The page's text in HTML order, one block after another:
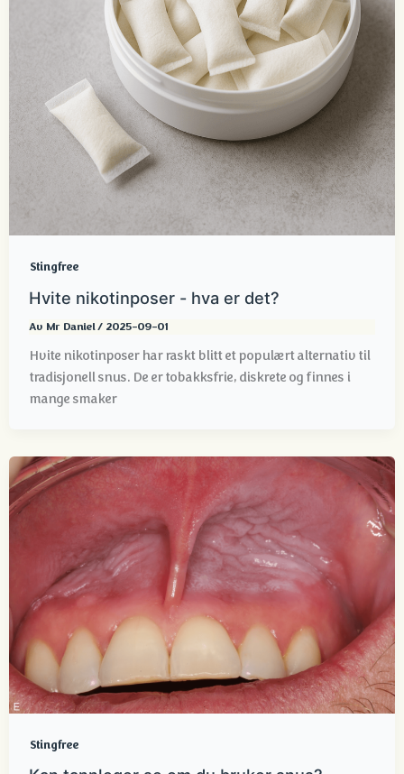
Stingfree
Hvite nikotinposer - hva er det?
Av Mr Daniel / 2025-09-01
Hvite nikotinposer har raskt blitt et populært alternativ til
tradisjonell snus. De er tobakksfrie, diskrete og finnes i
mange smaker
Stingfree